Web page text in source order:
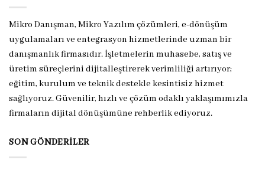
Mikro Danışman, Mikro Yazılım çözümleri, e-dönüşüm
uygulamaları ve entegrasyon hizmetlerinde uzman bir
danışmanlık firmasıdır. İşletmelerin muhasebe, satış ve
üretim süreçlerini dijitalleştirerek verimliliği artırıyor;
eğitim, kurulum ve teknik destekle kesintisiz hizmet
sağlıyoruz. Güvenilir, hızlı ve çözüm odaklı yaklaşımımızla
firmaların dijital dönüşümüne rehberlik ediyoruz.
SON GÖNDERILER